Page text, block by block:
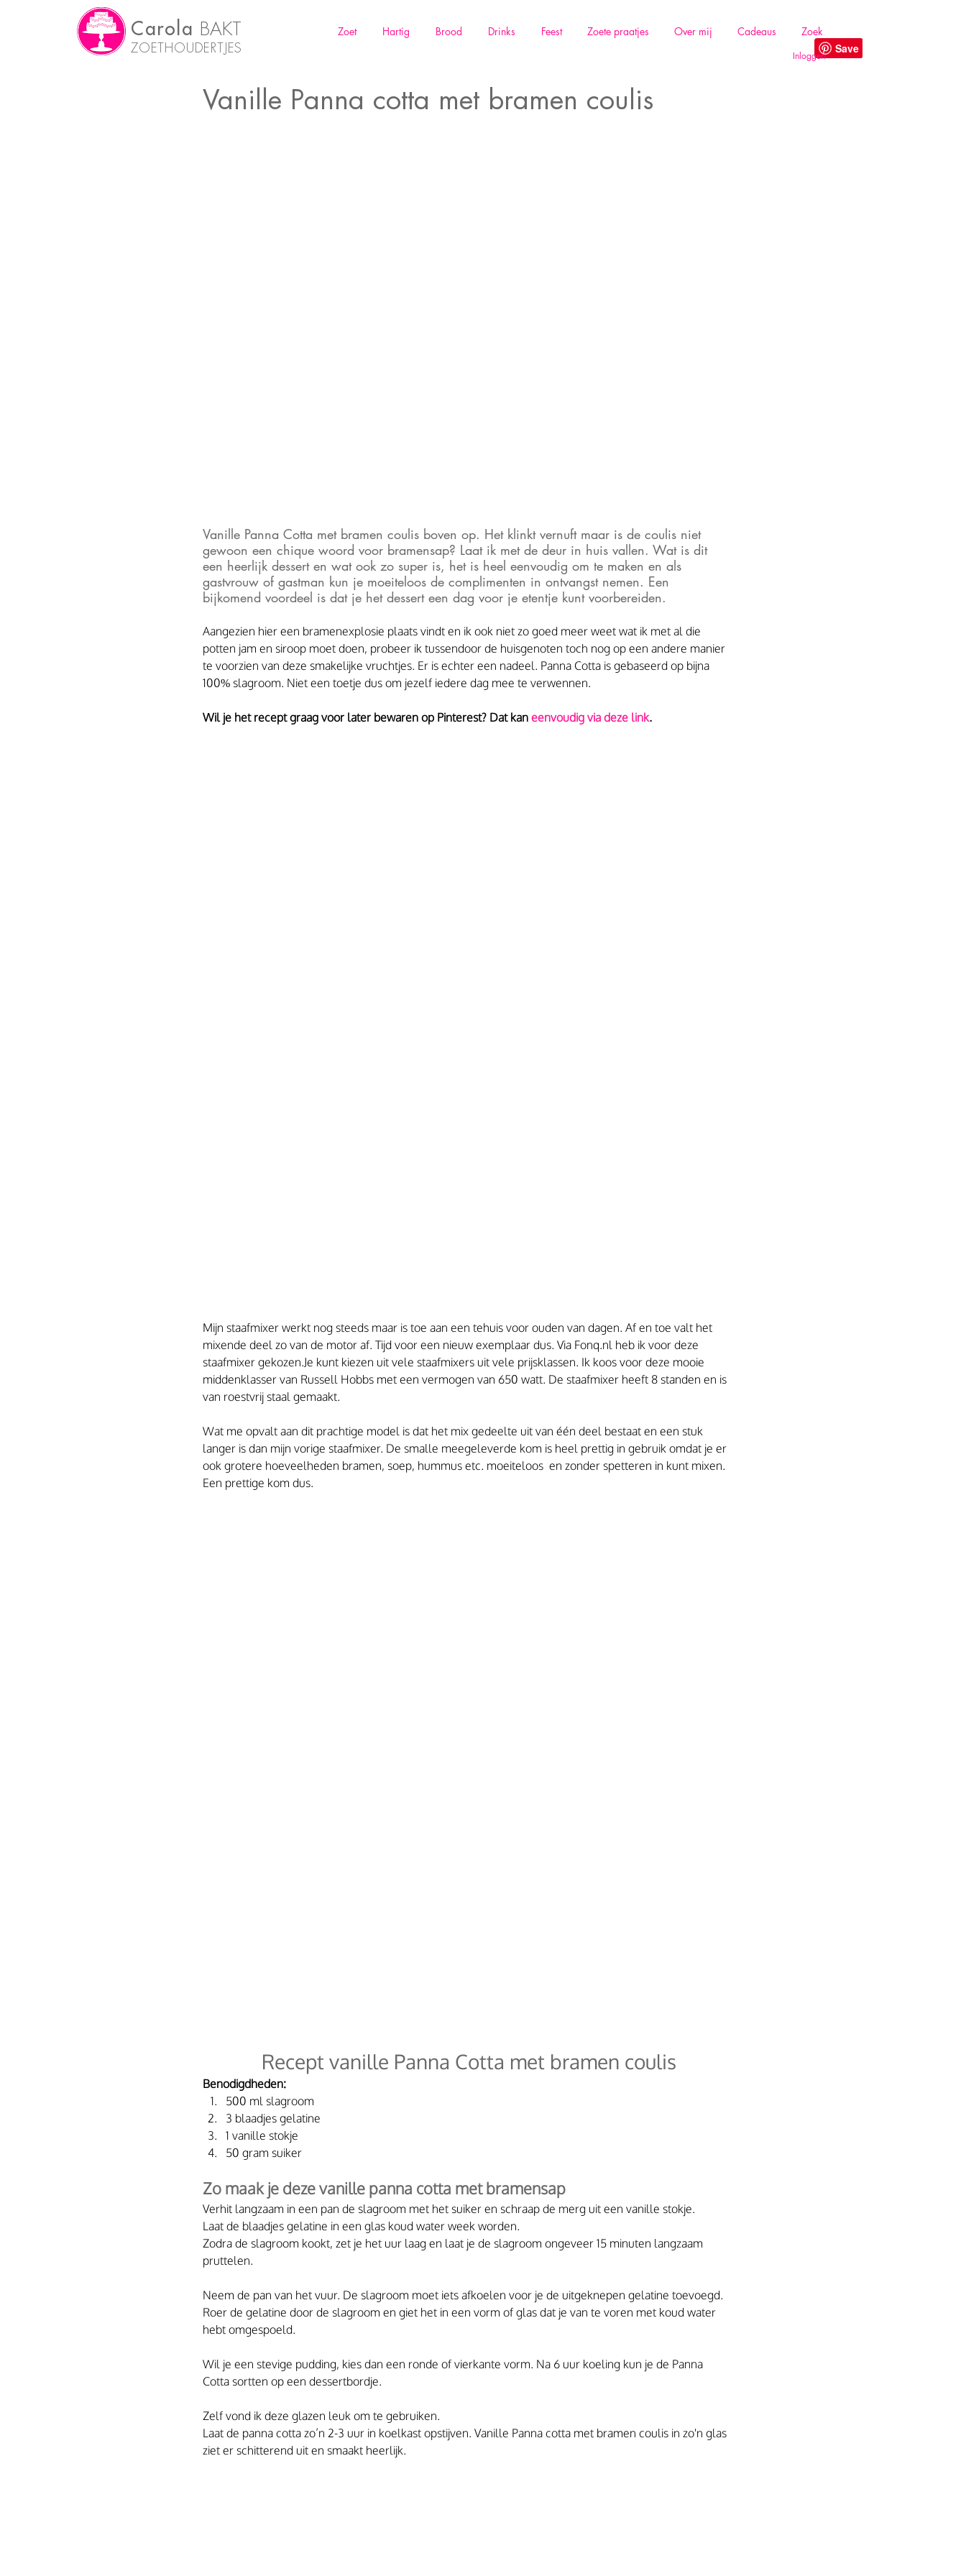
Carola BAKT
ZOETHOUDERTJES
Zoet Hartig Brood Drinks Feest Zoete praatjes Over mij Cadeaus Zoek
Inloggen
Vanille Panna cotta met bramen coulis
Vanille Panna Cotta met bramen coulis boven op. Het klinkt vernuft maar is de coulis niet
gewoon een chique woord voor bramensap? Laat ik met de deur in huis vallen. Wat is dit
een heerlijk dessert en wat ook zo super is, het is heel eenvoudig om te maken en als
gastvrouw of gastman kun je moeiteloos de complimenten in ontvangst nemen. Een
bijkomend voordeel is dat je het dessert een dag voor je etentje kunt voorbereiden.
Aangezien hier een bramenexplosie plaats vindt en ik ook niet zo goed meer weet wat ik met al die
potten jam en siroop moet doen, probeer ik tussendoor de huisgenoten toch nog op een andere manier
te voorzien van deze smakelijke vruchtjes. Er is echter een nadeel. Panna Cotta is gebaseerd op bijna
100% slagroom. Niet een toetje dus om jezelf iedere dag mee te verwennen.
Wil je het recept graag voor later bewaren op Pinterest? Dat kan eenvoudig via deze link.
Mijn staafmixer werkt nog steeds maar is toe aan een tehuis voor ouden van dagen. Af en toe valt het
mixende deel zo van de motor af. Tijd voor een nieuw exemplaar dus. Via Fonq.nl heb ik voor deze
staafmixer gekozen.Je kunt kiezen uit vele staafmixers uit vele prijsklassen. Ik koos voor deze mooie
middenklasser van Russell Hobbs met een vermogen van 650 watt. De staafmixer heeft 8 standen en is
van roestvrij staal gemaakt.
Wat me opvalt aan dit prachtige model is dat het mix gedeelte uit van één deel bestaat en een stuk
langer is dan mijn vorige staafmixer. De smalle meegeleverde kom is heel prettig in gebruik omdat je er
ook grotere hoeveelheden bramen, soep, hummus etc. moeiteloos  en zonder spetteren in kunt mixen.
Een prettige kom dus.
Recept vanille Panna Cotta met bramen coulis
Benodigdheden:
500 ml slagroom
3 blaadjes gelatine
1 vanille stokje
50 gram suiker
Zo maak je deze vanille panna cotta met bramensap
Verhit langzaam in een pan de slagroom met het suiker en schraap de merg uit een vanille stokje.
Laat de blaadjes gelatine in een glas koud water week worden.
Zodra de slagroom kookt, zet je het uur laag en laat je de slagroom ongeveer 15 minuten langzaam
pruttelen.
Neem de pan van het vuur. De slagroom moet iets afkoelen voor je de uitgeknepen gelatine toevoegd.
Roer de gelatine door de slagroom en giet het in een vorm of glas dat je van te voren met koud water
hebt omgespoeld.
Wil je een stevige pudding, kies dan een ronde of vierkante vorm. Na 6 uur koeling kun je de Panna
Cotta sortten op een dessertbordje.
Zelf vond ik deze glazen leuk om te gebruiken.
Laat de panna cotta zo’n 2-3 uur in koelkast opstijven. Vanille Panna cotta met bramen coulis in zo'n glas
ziet er schitterend uit en smaakt heerlijk.